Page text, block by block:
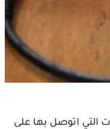
التي اتوصل بها على